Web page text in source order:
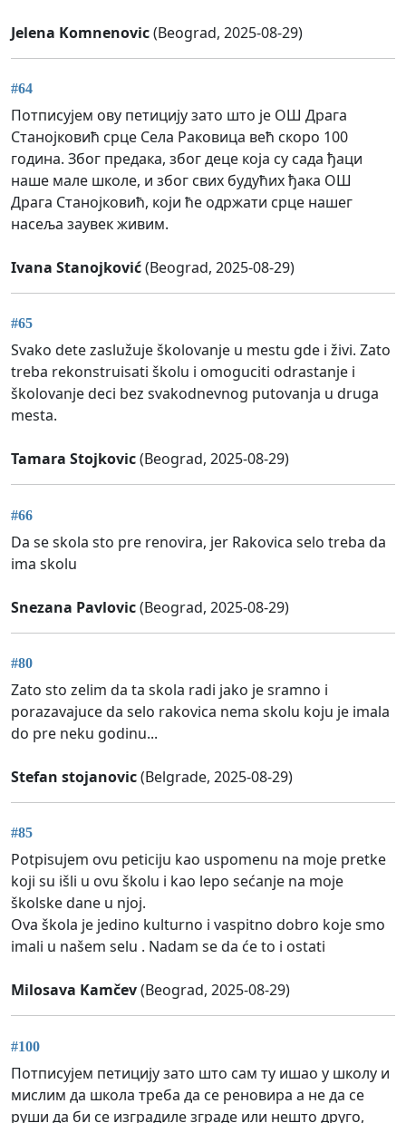
Jelena Komnenovic(Beograd, 2025-08-29)
#64
Потписујем ову петицију зато што је ОШ Драга
Станојковић срце Села Раковица већ скоро 100
година. Због предака, због деце која су сада ђаци
наше мале школе, и због свих будућих ђака ОШ
Драга Станојковић, који ће одржати срце нашег
насеља заувек живим.
Ivana Stanojković(Beograd, 2025-08-29)
#65
Svako dete zaslužuje školovanje u mestu gde i živi. Zato
treba rekonstruisati školu i omoguciti odrastanje i
školovanje deci bez svakodnevnog putovanja u druga
mesta.
Tamara Stojkovic(Beograd, 2025-08-29)
#66
Da se skola sto pre renovira, jer Rakovica selo treba da
ima skolu
Snezana Pavlovic(Beograd, 2025-08-29)
#80
Zato sto zelim da ta skola radi jako je sramno i
porazavajuce da selo rakovica nema skolu koju je imala
do pre neku godinu...
Stefan stojanovic(Belgrade, 2025-08-29)
#85
Potpisujem ovu peticiju kao uspomenu na moje pretke
koji su išli u ovu školu i kao lepo sećanje na moje
školske dane u njoj.
Ova škola je jedino kulturno i vaspitno dobro koje smo
imali u našem selu . Nadam se da će to i ostati
Milosava Kamčev(Beograd, 2025-08-29)
#100
Потписујем петицију зато што сам ту ишао у школу и
мислим да школа треба да се реновира а не да се
руши да би се изградиле зграде или нешто друго,